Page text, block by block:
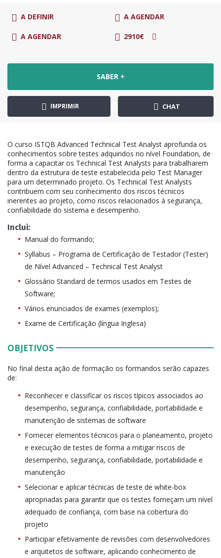
A DEFINIR A AGENDAR
A AGENDAR 2910€
SABER +
IMPRIMIR CHAT
O curso ISTQB Advanced Technical Test Analyst aprofunda os
conhecimentos sobre testes adquiridos no nível Foundation, de
forma a capacitar os Technical Test Analysts para trabalharem
dentro da estrutura de teste estabelecida pelo Test Manager
para um determinado projeto. Os Technical Test Analysts
contribuem com seu conhecimento dos riscos técnicos
inerentes ao projeto, como riscos relacionados à segurança,
confiabilidade do sistema e desempenho.
Inclui:
Manual do formando;
Syllabus – Programa de Certificação de Testador (Tester)
de Nível Advanced – Technical Test Analyst
Glossário Standard de termos usados em Testes de
Software;
Vários enunciados de exames (exemplos);
Exame de Certificação (língua Inglesa)
OBJETIVOS
No final desta ação de formação os formandos serão capazes
de:
Reconhecer e classificar os riscos típicos associados ao
desempenho, segurança, confiabilidade, portabilidade e
manutenção de sistemas de software
Fornecer elementos técnicos para o planeamento, projeto
e execução de testes de forma a mitigar riscos de
desempenho, segurança, confiabilidade, portabilidade e
manutenção
Selecionar e aplicar técnicas de teste de white-box
apropriadas para garantir que os testes forneçam um nível
adequado de confiança, com base na cobertura do
projeto
Participar efetivamente de revisões com desenvolvedores
e arquitetos de software, aplicando conhecimento de